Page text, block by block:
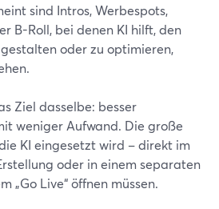
sind Intros, Werbespots,
B-Roll, bei denen KI hilft, den
oder zu optimieren,
Ziel dasselbe: besser
weniger Aufwand. Die große
KI eingesetzt wird – direkt im
oder in einem separaten
„Go Live“ öffnen müssen.